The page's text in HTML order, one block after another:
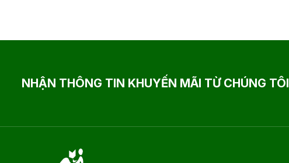
NHẬN THÔNG TIN KHUYẾN MÃI TỪ CHÚNG TÔI